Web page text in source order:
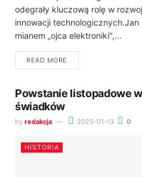
odegrały kluczową rolę w
innowacji
mianem „ojca elektroniki",...
READ MORE
Powstanie listopadowe
świadków
by redakcja 2025-01-13 0
HISTORIA